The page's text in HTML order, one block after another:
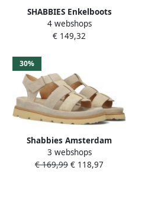
SHABBIES Enkelboots
Dames Palissa Mia Zip
Maat: 36 Materiaal: Suède
4 webshops
€ 149,32
30%
Shabbies Amsterdam
Shabbies Dames Sandalen
met hak Wana Sandal Beige
3 webshops
€ 169,99 € 118,97